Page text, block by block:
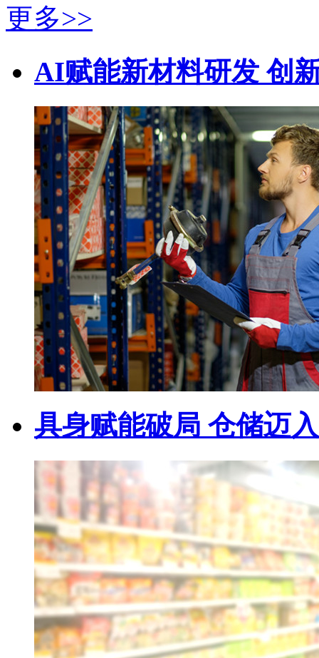
更多>>
AI赋能新材料研发 创
具身赋能破局 仓储迈